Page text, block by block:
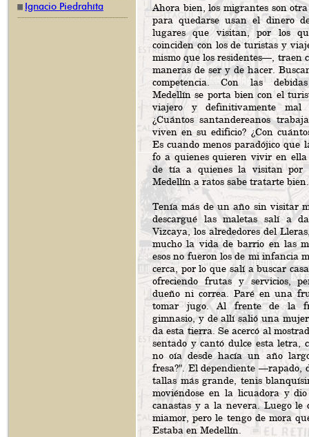
Ignacio Piedrahíta
Ahora bien, los migrantes son
para quedarse usan el dinero
lugares que visitan, por los
coinciden con los de turistas y
mismo que los residentes—, traen
maneras de ser y de hacer.
competencia. Con las
Medellín se porta bien con el
viajero y definitivamente mal
¿Cuántos santandereanos
viven en su edificio? ¿Con
Es cuando menos paradójico que
fo a quienes quieren vivir en
de tía a quienes la visitan por
Medellín a ratos sabe tratarte bien.
Tenía más de un año sin visitar
descargué las maletas salí a
Vizcaya, los alrededores del
mucho la vida de barrio en las
esos no fueron los de mi infancia
cerca, por lo que salí a buscar
ofreciendo frutas y servicios,
dueño ni correa. Paré en una
tomar jugo. Al frente de la
gimnasio, y de allí salió una
da esta tierra. Se acercó al
sentado y cantó dulce esta letra,
no oía desde hacía un año
fresa?". El dependiente —rapado,
tallas más grande, tenis
moviéndose en la licuadora y
canastas y a la nevera. Luego le
miamor, pero le tengo de mora
Estaba en Medellín.